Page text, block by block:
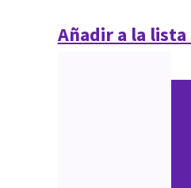
Añadir a la lista